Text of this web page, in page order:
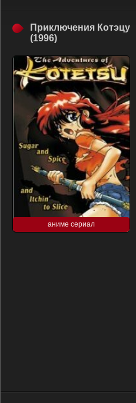
Приключения Котэцу
(1996)
аниме сериал